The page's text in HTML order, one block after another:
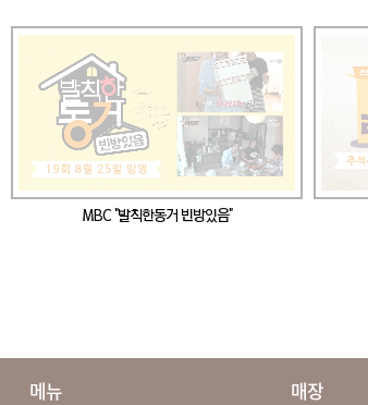
MBC "발칙한동거 빈방있음"
메뉴 매장